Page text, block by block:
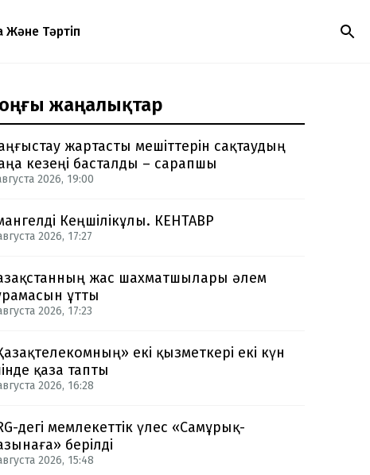
Және Тәртіп
жаңалықтар
жартасты мешіттерін сақтаудың
кезеңі басталды – сарапшы
2026, 19:00
Кеңшілікұлы. КЕНТАВР
2026, 17:27
жас шахматшылары әлем
ұтты
2026, 17:23
екі қызметкері екі күн
қаза тапты
2026, 16:28
дегі мемлекеттік үлес «Самұрық-
берілді
2026, 15:48